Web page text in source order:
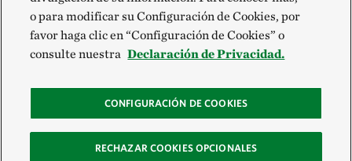
o para modificar su Configuración de Cookies, por
favor haga clic en “Configuración de Cookies” o
consulte nuestra Declaración de Privacidad.
CONFIGURACIÓN DE COOKIES
RECHAZAR COOKIES OPCIONALES